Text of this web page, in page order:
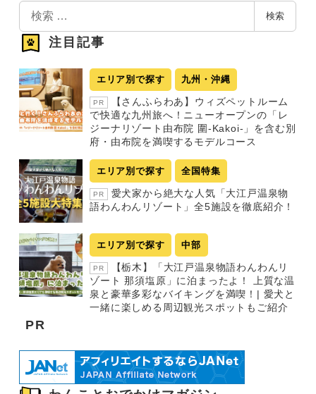
検
索
検索
注目記事
エリア別で探す 九州・沖縄
PR
【さんふらわあ】ウィズペットルーム
で快適な九州旅へ！ニューオープンの「レ
ジーナリゾート由布院 圍-Kakoi-」を含む別
府・由布院を満喫するモデルコース
エリア別で探す 全国特集
PR
愛犬家から絶大な人気「大江戸温泉物
語わんわんリゾート」全5施設を徹底紹介！
エリア別で探す 中部
PR
【栃木】「大江戸温泉物語わんわんリ
ゾート 那須塩原」に泊まったよ！ 上質な温
泉と豪華多彩なバイキングを満喫！| 愛犬と
一緒に楽しめる周辺観光スポットもご紹介
PR